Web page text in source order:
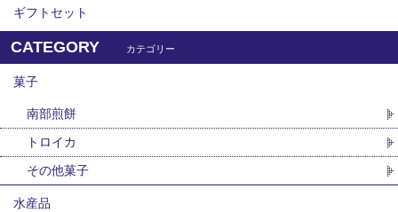
ギフトセット
CATEGORY カテゴリー
菓子
南部煎餅
トロイカ
その他菓子
水産品